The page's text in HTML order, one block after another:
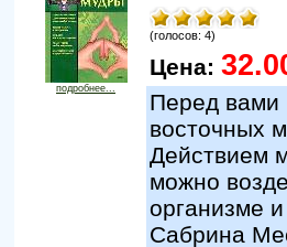
подробнее...
(голосов: 4)
Цена:
Перед вами
восточных
Действием
можно
организме
Сабрина